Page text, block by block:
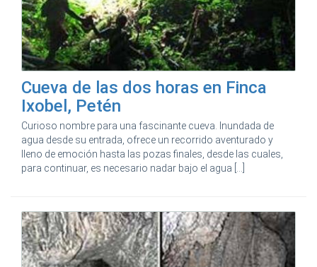
Cueva de las dos horas en Finca
Ixobel, Petén
Curioso nombre para una fascinante cueva. Inundada de
agua desde su entrada, ofrece un recorrido aventurado y
lleno de emoción hasta las pozas finales, desde las cuales,
para continuar, es necesario nadar bajo el agua [...]